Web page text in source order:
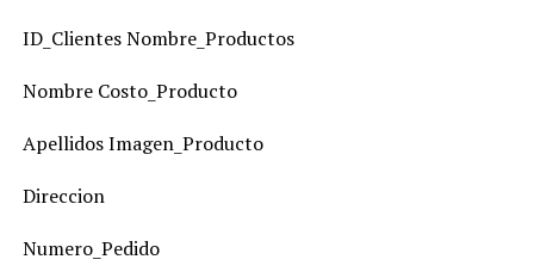
ID_Clientes Nombre_Productos
Nombre Costo_Producto
Apellidos Imagen_Producto
Direccion
Numero_Pedido